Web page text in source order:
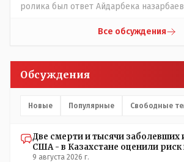
ролика был ответ Айдарбека
просто напросто - КЛОУНЫ или
видимость ИНТРИГИ выборов, его как
НАКАЛ - и тот и этот без разрешения
- идёт СКУЧНАЯ и НУДНАЯ и
усмотрению: - их мгновенно лишать
на выборы и не дадут им места в
Все обсуждения
Обсуждения
Новые Популярные Свободные
Две смерти и тысячи заболевших
США - в Казахстане оценили
9 августа 2026 г.